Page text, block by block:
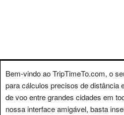
Bem-vindo ao TripTimeTo.com, o
para cálculos precisos de distância
de voo entre grandes cidades em
nossa interface amigável, basta